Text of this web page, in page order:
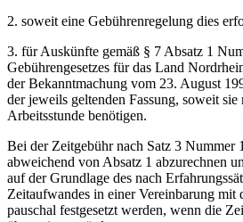
2. soweit eine Gebührenregelung dies
3. für Auskünfte gemäß § 7 Absatz 1
Gebührengesetzes für das Land
der Bekanntmachung vom 23. August
der jeweils geltenden Fassung, soweit sie
Arbeitsstunde benötigen.
Bei der Zeitgebühr nach Satz 3 Nummer
abweichend von Absatz 1 abzurechnen
auf der Grundlage des nach
Zeitaufwandes in einer Vereinbarung mit
pauschal festgesetzt werden, wenn die